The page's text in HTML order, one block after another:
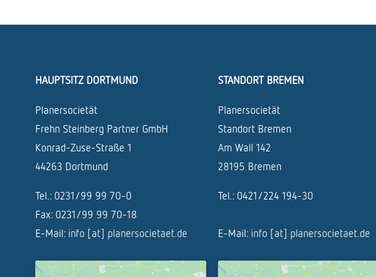
HAUPTSITZ DORTMUND
Planersocietät
Frehn Steinberg Partner GmbH
Konrad-Zuse-Straße 1
44263 Dortmund
Tel.: 0231/99 99 70-0
Fax: 0231/99 99 70-18
E-Mail: info [at] planersocietaet.de
STANDORT BREMEN
Planersocietät
Standort Bremen
Am Wall 142
28195 Bremen
Tel.: 0421/224 194-30
E-Mail: info [at] planersocietaet.de